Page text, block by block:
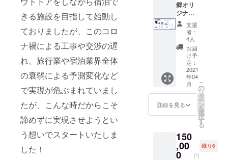
きる施設を目指して始動し
ておりましたが、このコロ
ナ禍による工事や交渉の遅
れ、旅行業や宿泊業界全体
の衰弱による予測変化など
で実現が危ぶまれていまし
たが、こんな時だからこそ
諦めずに実現させようとい
う想いでスタートいたしま
した！
ので、
実物と
色、デ
ザイ
ン、サ
イズ等
が若干
異なる
場合が
ござい
ます。
テンレ
スマグ
カッ
プ）に
加え、
オリジ
ナル
トート
バック
とロゴ
入り
フェイ
スタオ
ル、さ
らに！
ナルラ
ン
チャー
郷オリ
ジナル
セットB
＋宿泊
券 T
シャツ
＆天空
の郷オ
リジナ
ルアウ
トドア
セット
（アウ
トドア
ロー
＆テー
ブル/ア
ルミス
支援
者：
4人
お届
け予
定：
2021
年04
月
詳細を見る
こ
の
リ
タ
ー
ン
を
選
択
す
る
150
,00
0 円
残り6